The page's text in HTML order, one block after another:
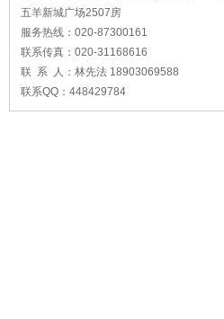
五羊新城广场2507房
服务热线：020-87300161
联系传真：020-31168616
联 系 人：林先法 18903069588
联系QQ：448429784